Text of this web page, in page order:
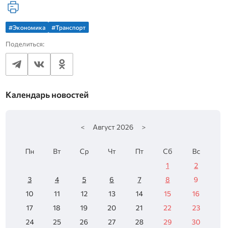
#Экономика #Транспорт
Поделиться:
Календарь новостей
< Август 2026 >
Пн Вт Ср Чт Пт Сб
Вс
1
2
3
4 5 6 7 8
9
10
11 12 13 14 15
16
17
18 19 20 21 22
23
24
25 26 27 28 29 30